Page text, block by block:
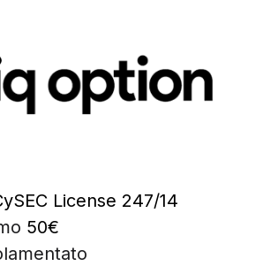
License 247/14
50€